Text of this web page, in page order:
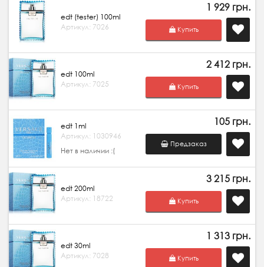
edt (tester) 100ml
Артикул: 7026
1 929 грн.
Купить
edt 100ml
Артикул: 7025
2 412 грн.
Купить
edt 1ml
Артикул: 1030946
Нет в наличии :(
105 грн.
Предзаказ
edt 200ml
Артикул: 18722
3 215 грн.
Купить
edt 30ml
Артикул: 7028
1 313 грн.
Купить